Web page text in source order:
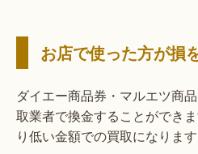
お店で使った方が損
ダイエー商品券・マルエツ商
取業者で換金することができ
り低い金額での買取になります